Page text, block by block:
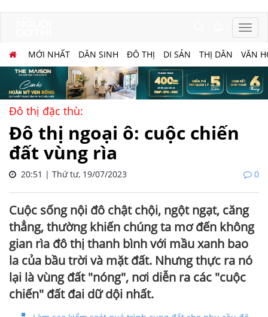
MỚI NHẤT DÂN SINH ĐÔ THỊ DI SẢN THỊ DÂN VĂN
Đô thị đặc thù:
Đô thị ngoại ô: cuộc chiến
đất vùng rìa
20:51 | Thứ tư, 19/07/2023 0
Cuộc sống nội đô chật chội, ngột ngạt, căng
thẳng, thường khiến chúng ta mơ đến không
gian rìa đô thị thanh bình với mầu xanh bao
la của bầu trời và mặt đất. Nhưng thực ra nó
lại là vùng đất "nóng", nơi diễn ra các "cuộc
chiến" đất đai dữ dội nhất.